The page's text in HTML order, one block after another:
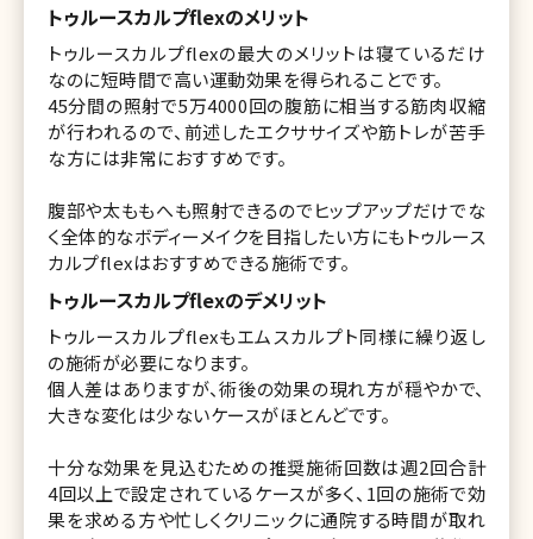
トゥルースカルプflexのメリット
トゥルースカルプflexの最大のメリットは寝ているだけ
なのに短時間で高い運動効果を得られることです。
45分間の照射で5万4000回の腹筋に相当する筋肉収縮
が行われるので、前述したエクササイズや筋トレが苦手
な方には非常におすすめです。
腹部や太ももへも照射できるのでヒップアップだけでな
く全体的なボディーメイクを目指したい方にもトゥルース
カルプflexはおすすめできる施術です。
トゥルースカルプflexのデメリット
トゥルースカルプflexもエムスカルプト同様に繰り返し
の施術が必要になります。
個人差はありますが、術後の効果の現れ方が穏やかで、
大きな変化は少ないケースがほとんどです。
十分な効果を見込むための推奨施術回数は週2回合計
4回以上で設定されているケースが多く、1回の施術で効
果を求める方や忙しくクリニックに通院する時間が取れ